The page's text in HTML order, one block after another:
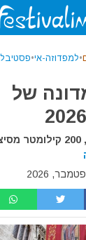
•למפדוזה-אי•
של